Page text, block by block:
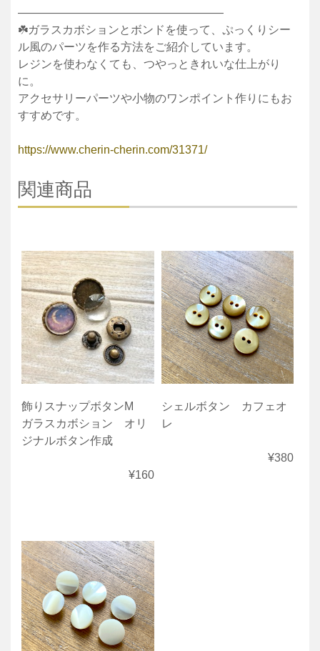
——————————————————
☘️ガラスカボションとボンドを使って、ぷっくりシー
ル風のパーツを作る方法をご紹介しています。
レジンを使わなくても、つやっときれいな仕上がり
に。
アクセサリーパーツや小物のワンポイント作りにもお
すすめです。
https://www.cherin-cherin.com/31371/
関連商品
飾りスナップボタンM
ガラスカボション オリ
ジナルボタン作成
¥160
シェルボタン カフェオ
レ
¥380